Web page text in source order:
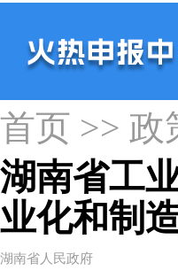
首页 >> 政
湖南省工
业化和制
湖南省人民政府